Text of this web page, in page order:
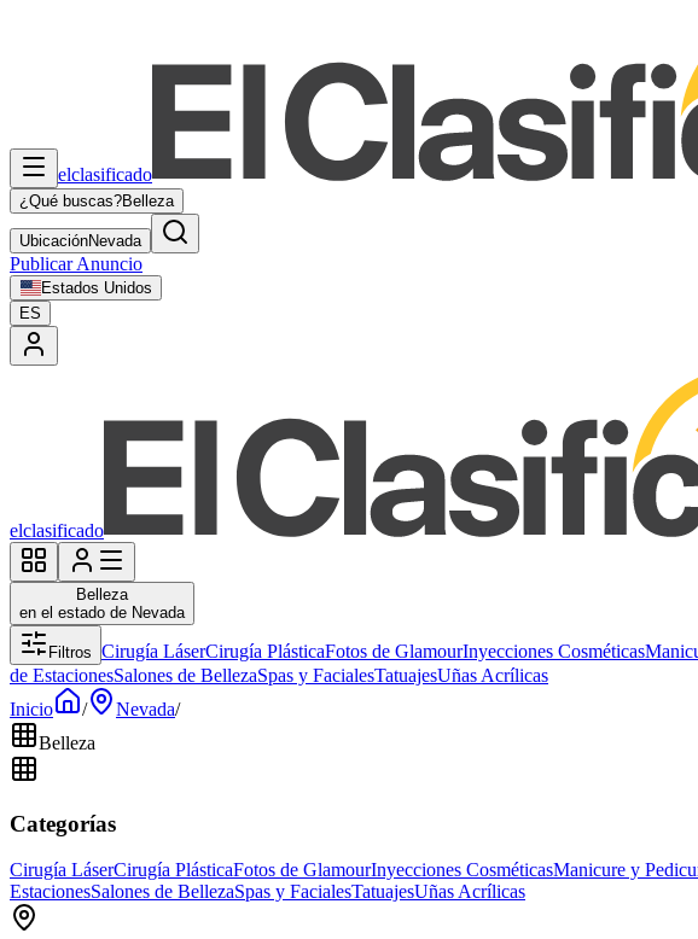
elclasificado
¿Qué buscas?Belleza
UbicaciónNevada
Publicar Anuncio
Estados Unidos
ES
elclasificado
Belleza
en el estado de Nevada
Filtros Cirugía LáserCirugía PlásticaFotos de GlamourInyecciones Cosméticas
de EstacionesSalones de BellezaSpas y FacialesTatuajesUñas Acrílicas
Inicio
/ Nevada/
Belleza
Categorías
Cirugía LáserCirugía PlásticaFotos de GlamourInyecciones CosméticasManicure y
EstacionesSalones de BellezaSpas y FacialesTatuajesUñas Acrílicas